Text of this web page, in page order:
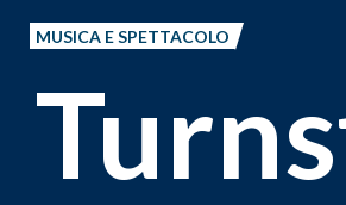
MUSICA E SPETTACOLO